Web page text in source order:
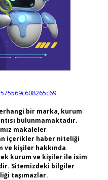
bir marka, kurum
bulunmamaktadır.
makaleler
içerikler haber niteliği
ve kişiler hakkında
kurum ve kişiler ile isim
Sitemizdeki bilgiler
taşımazlar.